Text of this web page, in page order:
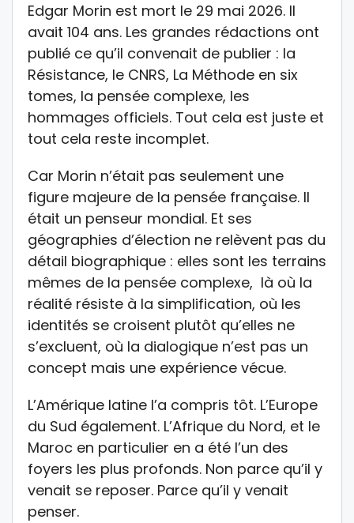
Edgar Morin est mort le 29 mai 2026. Il
avait 104 ans. Les grandes rédactions ont
publié ce qu’il convenait de publier : la
Résistance, le CNRS, La Méthode en six
tomes, la pensée complexe, les
hommages officiels. Tout cela est juste et
tout cela reste incomplet.
Car Morin n’était pas seulement une
figure majeure de la pensée française. Il
était un penseur mondial. Et ses
géographies d’élection ne relèvent pas du
détail biographique : elles sont les terrains
mêmes de la pensée complexe, là où la
réalité résiste à la simplification, où les
identités se croisent plutôt qu’elles ne
s’excluent, où la dialogique n’est pas un
concept mais une expérience vécue.
L’Amérique latine l’a compris tôt. L’Europe
du Sud également. L’Afrique du Nord, et le
Maroc en particulier en a été l’un des
foyers les plus profonds. Non parce qu’il y
venait se reposer. Parce qu’il y venait
penser.